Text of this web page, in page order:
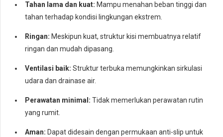
Tahan lama dan kuat: Mampu menahan beban tinggi dan
tahan terhadap kondisi lingkungan ekstrem.
Ringan: Meskipun kuat, struktur kisi membuatnya relatif
ringan dan mudah dipasang.
Ventilasi baik: Struktur terbuka memungkinkan sirkulasi
udara dan drainase air.
Perawatan minimal: Tidak memerlukan perawatan rutin
yang rumit.
Aman: Dapat didesain dengan permukaan anti-slip untuk